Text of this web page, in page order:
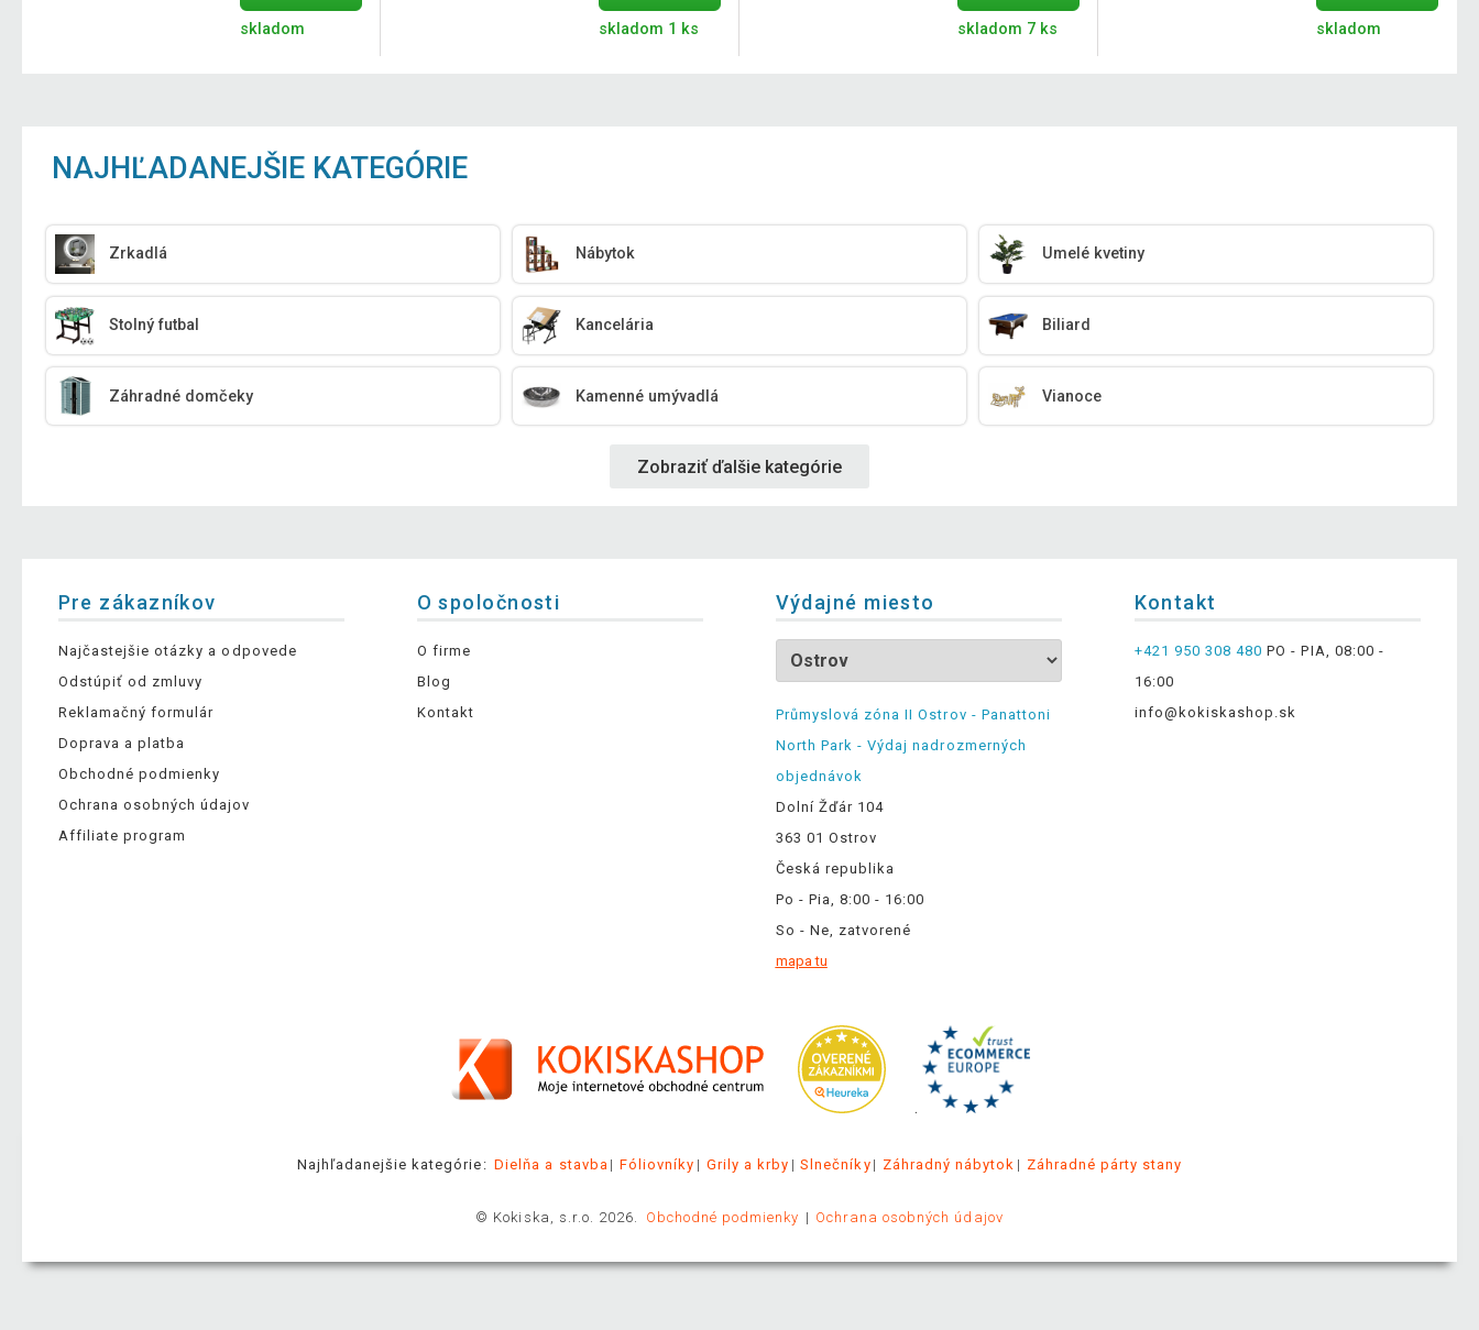
skladom skladom 1 ks skladom 7 ks skladom
NAJHĽADANEJŠIE KATEGÓRIE
Zrkadlá Nábytok Umelé kvetiny
Stolný futbal Kancelária Biliard
Záhradné domčeky Kamenné umývadlá Vianoce
Zobraziť ďalšie kategórie
Pre zákazníkov
Najčastejšie otázky a odpovede
Odstúpiť od zmluvy
Reklamačný formulár
Doprava a platba
Obchodné podmienky
Ochrana osobných údajov
Affiliate program
O spoločnosti
O firme
Blog
Kontakt
Výdajné miesto
Průmyslová zóna II Ostrov - Panattoni
North Park - Výdaj nadrozmerných
objednávok
Dolní Žďár 104
363 01 Ostrov
Česká republika
Po - Pia, 8:00 - 16:00
So - Ne, zatvorené
mapa tu
Kontakt
+421 950 308 480 PO - PIA, 08:00 -
16:00
info@kokiskashop.sk
.
Najhľadanejšie kategórie: Dielňa a stavba Fóliovníky Grily a krby Slnečníky Záhradný nábytok Záhradné párty stany
© Kokiska, s.r.o. 2026. Obchodné podmienky Ochrana osobných údajov